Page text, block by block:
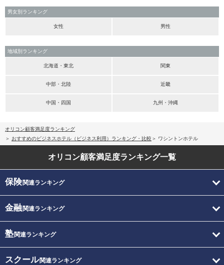
男女別ランキング
女性 男性
地域別ランキング
北海道・東北 関東
中部・北陸 近畿
中国・四国 九州・沖縄
オリコン顧客満足度ランキング
おすすめのビジネスホテル（ビジネス利用）ランキング・比較
ワシントンホテル
オリコン顧客満足度ランキング一覧
保険関連ランキング
金融関連ランキング
塾関連ランキング
スクール関連ランキング